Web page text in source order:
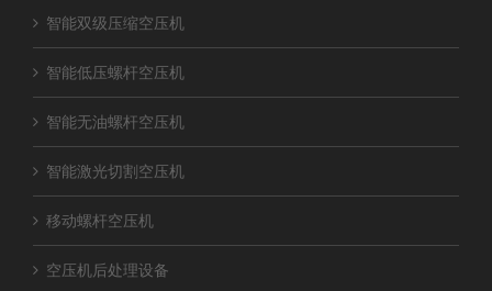
智能双级压缩空压机
智能低压螺杆空压机
智能无油螺杆空压机
智能激光切割空压机
移动螺杆空压机
空压机后处理设备